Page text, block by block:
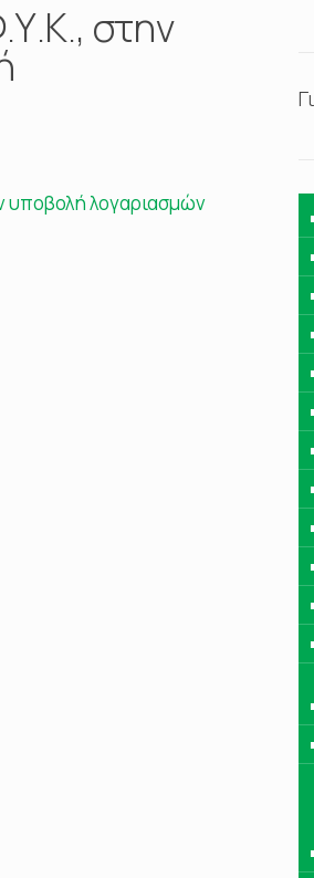
στην
υποβολή λογαριασμών